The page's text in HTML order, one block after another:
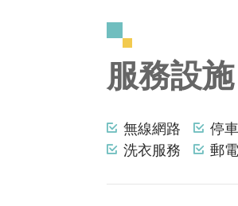
服務設施
無線網路 停
洗衣服務
郵